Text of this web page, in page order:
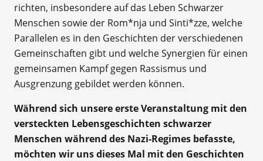
richten, insbesondere auf das Leben Schwarzer
Menschen sowie der Rom*nja und Sinti*zze, welche
Parallelen es in den Geschichten der verschiedenen
Gemeinschaften gibt und welche Synergien für einen
gemeinsamen Kampf gegen Rassismus und
Ausgrenzung gebildet werden können.
Während sich unsere erste Veranstaltung mit den
versteckten Lebensgeschichten schwarzer
Menschen während des Nazi-Regimes befasste,
möchten wir uns dieses Mal mit den Geschichten